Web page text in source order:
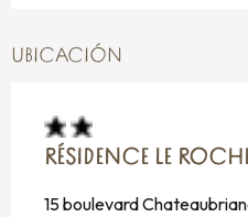
UBICACIÓN
RÉSIDENCE LE
15 boulevard